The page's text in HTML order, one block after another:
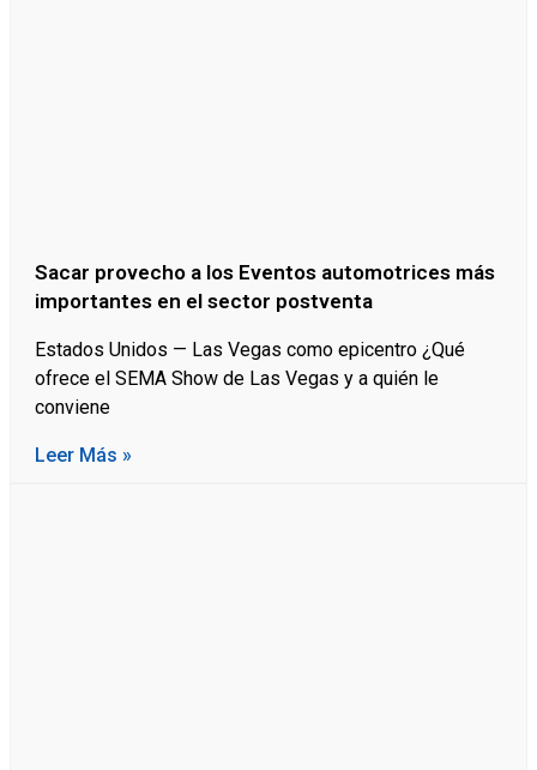
Sacar provecho a los Eventos automotrices más
importantes en el sector postventa
Estados Unidos — Las Vegas como epicentro ¿Qué
ofrece el SEMA Show de Las Vegas y a quién le
conviene
Leer Más »